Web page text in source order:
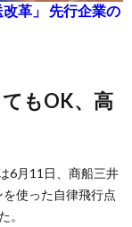
革」 先行企業の
6月11日、商船三井
使った自律飛行点
。